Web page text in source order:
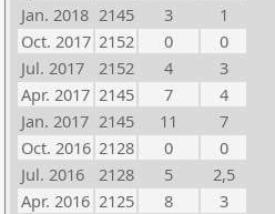
Jan. 2018 2145 3
1
Oct. 2017 2152 0
0
Jul. 2017
2152 4
3
Apr. 2017 2145 7
4
Jan. 2017 2145 11
7
Oct. 2016 2128 0
0
Jul. 2016
2128 5
2,5
Apr. 2016 2125 8
3